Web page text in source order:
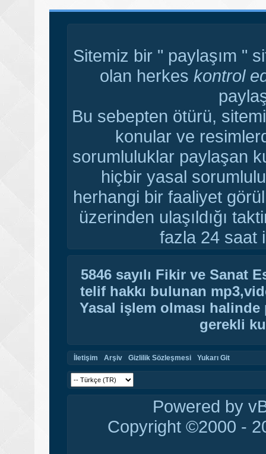
Sitemiz bir " paylaşım "
olan herkes kontrol
Bu sebepten ötürü,
konular ve
sorumluluklar paylaşan
hiçbir yasal
herhangi bir faaliyet
üzerinden ulaşıldığı
fazla 24 saat
5846 sayılı Fikir ve Sanat
telif hakkı bulunan
Yasal işlem olması
gerekli
İletişim Arşiv Gizlilik Sözleşmesi Yukarı Git
Powered by
Copyright ©2000 -